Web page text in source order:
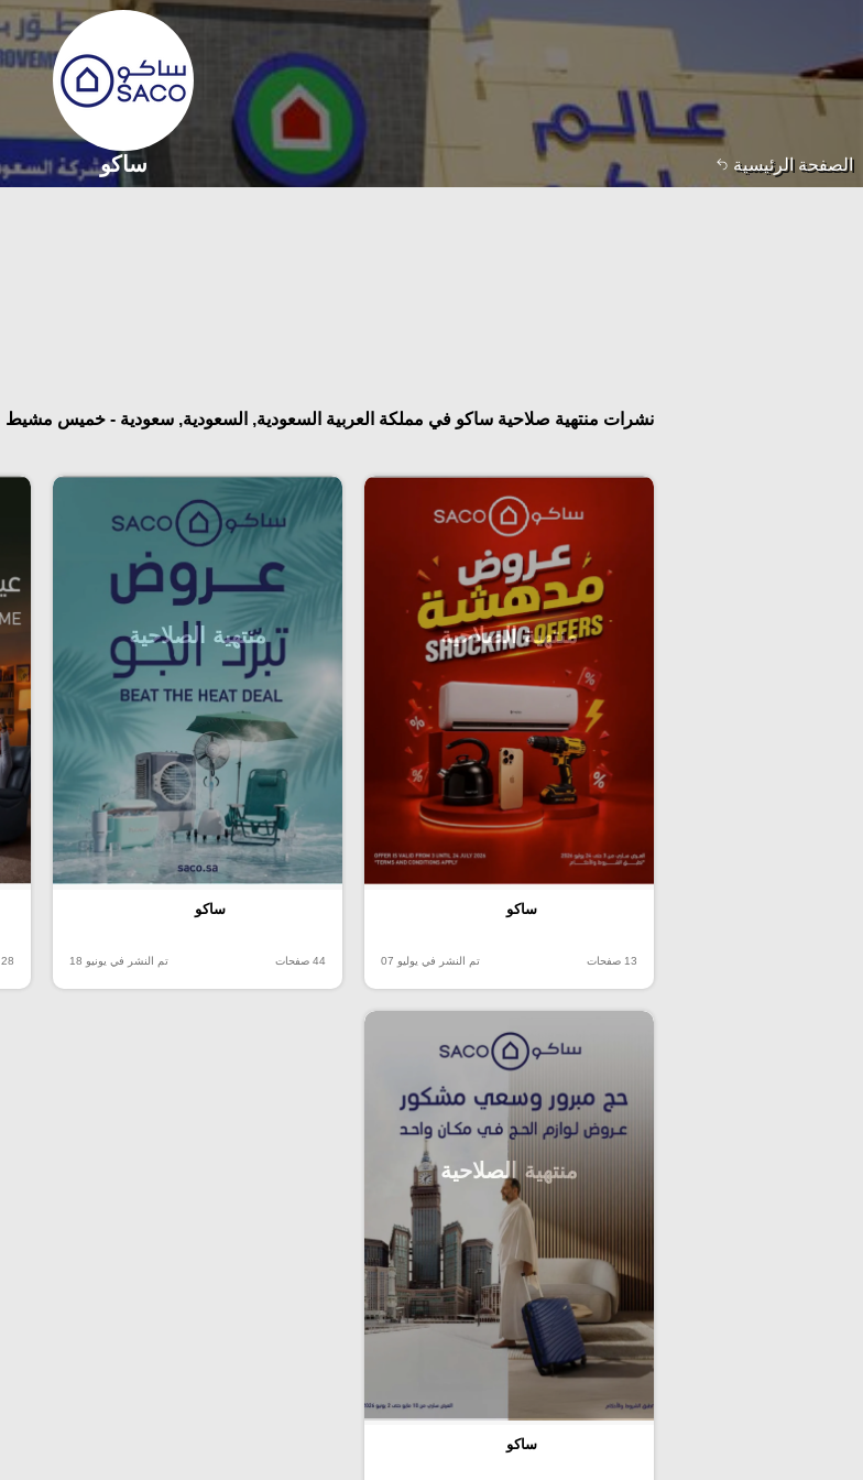
الصفحة الرئيسية ساكو
نشرات منتهية صلاحية ساكو في مملكة العربية السعودية, السعودية, سعودية - خميس مشيط
منتهية الصلاحية
ساكو
13 صفحات تم النشر في يوليو 07
منتهية الصلاحية
ساكو
44 صفحات تم النشر في يونيو 18 28 صفحات
منتهية الصلاحية
ساكو